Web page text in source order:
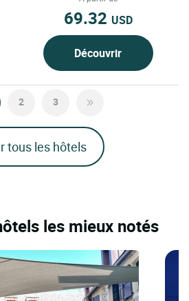
69.32 USD
Découvrir
2 3
tous les hôtels
les mieux notés